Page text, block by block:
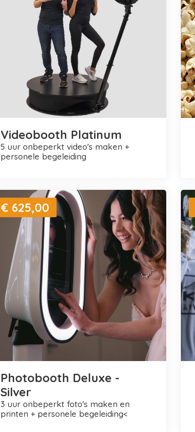
Videobooth Platinum
5 uur onbeperkt video's maken +
personele begeleiding
€ 625,00
Photobooth Deluxe -
Silver
3 uur onbeperkt foto's maken en
printen + personele begeleiding<